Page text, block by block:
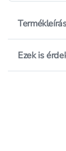
Ezek is